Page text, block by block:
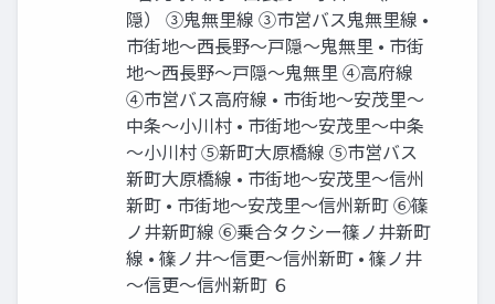
隠） ③⿁無里線 ③市営バス⿁無里線 •
市街地～西⾧野～戸隠～⿁無里 • 市街
地～西⾧野～戸隠～⿁無里 ④高府線
④市営バス高府線 • 市街地～安茂里～
中条～小川村 • 市街地～安茂里～中条
～小川村 ⑤新町大原橋線 ⑤市営バス
新町大原橋線 • 市街地～安茂里～信州
新町 • 市街地～安茂里～信州新町 ⑥篠
ノ井新町線 ⑥乗合タクシー篠ノ井新町
線 • 篠ノ井～信更～信州新町 • 篠ノ井
～信更～信州新町 ６